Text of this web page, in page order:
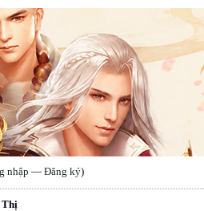
nhập — Đăng ký)
Thị